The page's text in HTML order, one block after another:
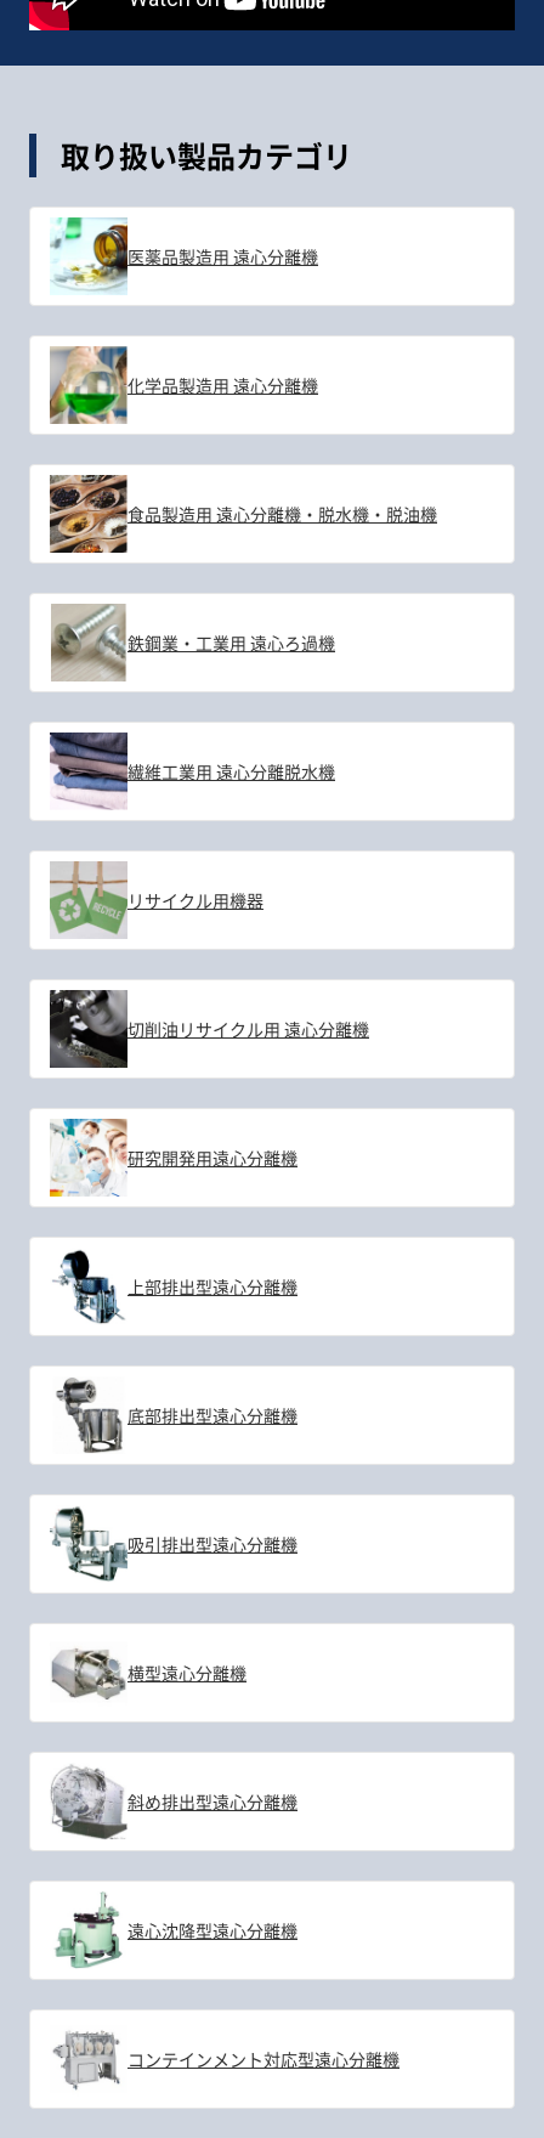
取り扱い製品カテゴリ
医薬品製造用 遠心分離機
化学品製造用 遠心分離機
食品製造用 遠心分離機・脱水機・脱油機
鉄鋼業・工業用 遠心ろ過機
繊維工業用 遠心分離脱水機
リサイクル用機器
切削油リサイクル用 遠心分離機
研究開発用遠心分離機
上部排出型遠心分離機
底部排出型遠心分離機
吸引排出型遠心分離機
横型遠心分離機
斜め排出型遠心分離機
遠心沈降型遠心分離機
コンテインメント対応型遠心分離機